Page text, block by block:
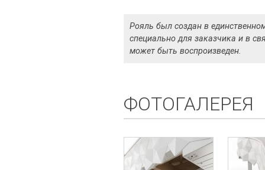
Рояль был создан в
специально для заказчика и в
может быть воспроизведен.
ФОТОГАЛЕРЕЯ